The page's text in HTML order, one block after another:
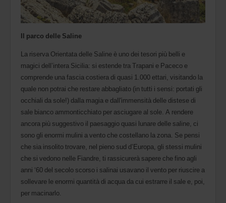
Il parco delle Saline
La riserva Orientata delle Saline è uno dei tesori più belli e
magici dell’intera Sicilia: si estende tra Trapani e Paceco e
comprende una fascia costiera di quasi 1.000 ettari, visitando la
quale non potrai che restare abbagliato (in tutti i sensi: portati gli
occhiali da sole!) dalla magia e dall'immensità delle distese di
sale bianco ammonticchiato per asciugare al sole. A rendere
ancora più suggestivo il paesaggio quasi lunare delle saline, ci
sono gli enormi mulini a vento che costellano la zona. Se pensi
che sia insolito trovare, nel pieno sud d’Europa, gli stessi mulini
che si vedono nelle Fiandre, ti rassicurerà sapere che fino agli
anni ‘60 del secolo scorso i salinai usavano il vento per riuscire a
sollevare le enormi quantità di acqua da cui estrarre il sale e, poi,
per macinarlo.